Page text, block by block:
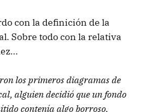
con la definición de la
Sobre todo con la relativa
los primeros diagramas de
alguien decidió que un fondo
contenía algo borroso,